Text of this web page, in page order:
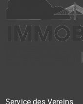
Service des Vereins